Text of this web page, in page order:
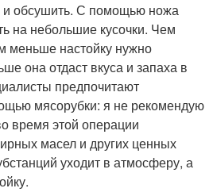
и обсушить. С помощью ножа
на небольшие кусочки. Чем
меньше настойку нужно
она отдаст вкуса и запаха в
предпочитают
мясорубки: я не рекомендую
время этой операции
масел и других ценных
уходит в атмосферу, а